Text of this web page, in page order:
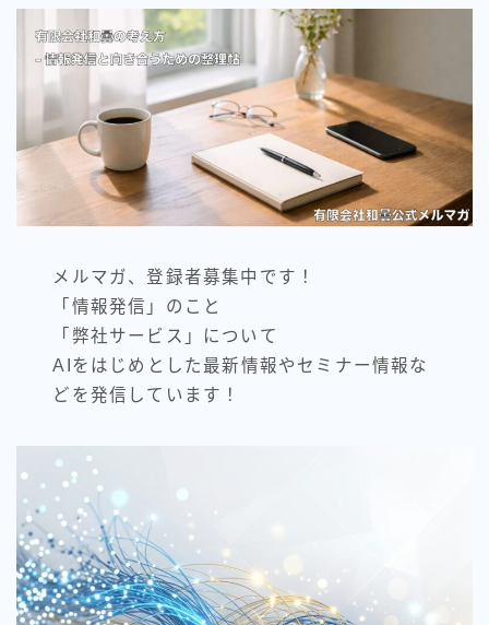
メルマガ、登録者募集中です！
「情報発信」のこと
「弊社サービス」について
AIをはじめとした最新情報やセミナー情報な
どを発信しています！